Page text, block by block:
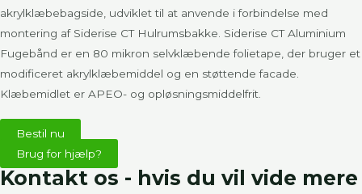
akrylklæbebagside, udviklet til at anvende i forbindelse med
montering af Siderise CT Hulrumsbakke. Siderise CT Aluminium
Fugebånd er en 80 mikron selvklæbende folietape, der bruger et
modificeret akrylklæbemiddel og en støttende facade.
Klæbemidlet er APEO- og opløsningsmiddelfrit.
Bestil nu
Brug for hjælp?
Kontakt os - hvis du vil vide mere